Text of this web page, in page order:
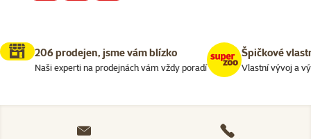
206 prodejen, jsme vám blízko
Naši experti na prodejnách vám vždy poradí
Špičkové
Vlastní vývoj a